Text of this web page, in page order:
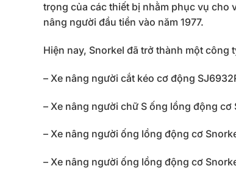
trọng của các thiết bị nhằm phục vụ cho
nâng người đầu tiền vào năm 1977.
Hiện nay, Snorkel đã trở thành một
– Xe nâng người cắt kéo cơ động
– Xe nâng người chữ S ống lồng động cơ
– Xe nâng người ống lồng động cơ
– Xe nâng người ống lồng động cơ